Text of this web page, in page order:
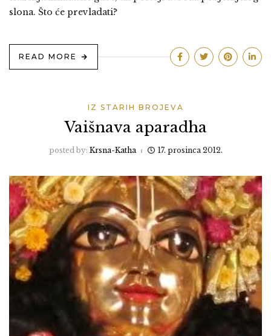
slona. Što će prevladati?
READ MORE
IZ STARIH BROJEVA
Vaišnava aparadha
posted by: Krsna-Katha 17. prosinca 2012.